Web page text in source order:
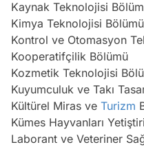
Kaynak Teknolojisi
Kimya Teknolojisi Bölümü
Kontrol ve Otomasyon
Kooperatifçilik Bölümü
Kozmetik Teknolojisi
Kuyumculuk ve Takı
Kültürel Miras ve Turizm
Kümes Hayvanları
Laborant ve Veteriner